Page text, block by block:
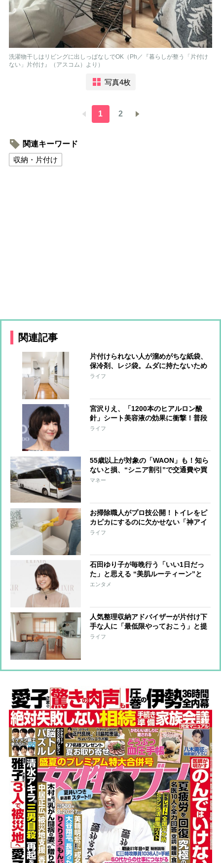
洗濯物干しはリビングに出しっぱなしでOK（Ph／『暮らしが整う「片付け
ない」片付け』（アスコム）より）
写真4枚
1 2
関連キーワード
収納・片付け
関連記事
片付けられない人が溜めがちな紙袋、
保冷剤、レジ袋。ムダに持たないため
の整理術
ライフ
宮沢りえ、「1200本のヒアルロン酸
針」シート美容液の効果に衝撃！普段
の美容法も明かす
ライフ
55歳以上が対象の「WAON」も！知ら
ないと損、“シニア割引”で交通費や買
い物がお得に
マネー
お掃除職人がプロ技公開！トイレをピ
カピカにするのに欠かせない「神アイ
テム」
ライフ
石田ゆり子が毎晩行う「いい1日だっ
た」と思える “美肌ルーティーン”と
は？
エンタメ
人気整理収納アドバイザーが片付け下
手な人に「最低限やっておこう」と提
案する3つのポイント
ライフ